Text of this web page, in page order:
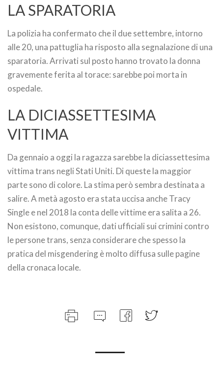
LA SPARATORIA
La polizia ha confermato che il due settembre, intorno
alle 20, una pattuglia ha risposto alla segnalazione di una
sparatoria. Arrivati sul posto hanno trovato la donna
gravemente ferita al torace: sarebbe poi morta in
ospedale.
LA DICIASSETTESIMA
VITTIMA
Da gennaio a oggi la ragazza sarebbe la diciassettesima
vittima trans negli Stati Uniti. Di queste la maggior
parte sono di colore. La stima però sembra destinata a
salire. A metà agosto era stata uccisa anche Tracy
Single e nel 2018 la conta delle vittime era salita a 26.
Non esistono, comunque, dati ufficiali sui crimini contro
le persone trans, senza considerare che spesso la
pratica del misgendering è molto diffusa sulle pagine
della cronaca locale.